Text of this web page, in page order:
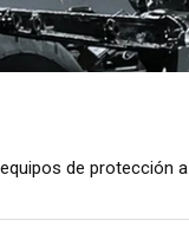
de protección